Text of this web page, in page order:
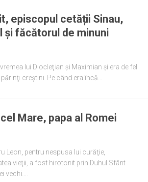
tăișuri
episcopul cetății Sinau,
făcătorul de minuni
lui Diocleţian şi Maximian şi era de fel
creştini. Pe când era încă...
Mare, papa al Romei
Leon, pentru nespusa lui curăţie,
vieţii, a fost hirotonit prin Duhul Sfânt
vechi....